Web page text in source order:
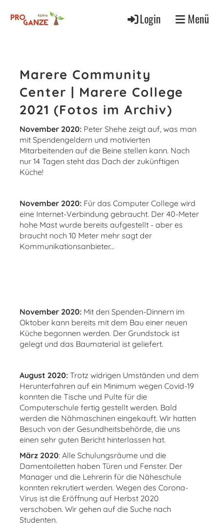
Login Menü
Marere Community
Center | Marere College
2021 (Fotos im Archiv)
November 2020: Peter Shehe zeigt auf, was man
mit Spendengeldern und motivierten
Mitarbeitenden auf die Beine stellen kann. Nach
nur 14 Tagen steht das Dach der zukünftigen
Küche!
November 2020: Für das Computer College wird
eine Internet-Verbindung gebraucht. Der 40-Meter
hohe Mast wurde bereits aufgestellt - aber es
braucht noch 10 Meter mehr sagt der
Kommunikationsanbieter...
November 2020: Mit den Spenden-Dinnern im
Oktober kann bereits mit dem Bau einer neuen
Küche begonnen werden. Der Grundstock ist
gelegt und das Baumaterial ist geliefert.
August 2020: Trotz widrigen Umständen und dem
Herunterfahren auf ein Minimum wegen Covid-19
konnten die Tische und Pulte für die
Computerschule fertig gestellt werden. Bald
werden die Nähmaschinen eingekauft. Wir hatten
Besuch von der Gesundheitsbehörde, die uns
einen sehr guten Bericht hinterlassen hat.
März 2020: Alle Schulungsräume und die
Damentoiletten haben Türen und Fenster. Der
Manager und die Lehrerin für die Näheschule
konnten rekrutiert werden. Wegen des Corona-
Virus ist die Eröffnung auf Herbst 2020
verschoben. Wir gehen auf die Suche nach
Studenten.